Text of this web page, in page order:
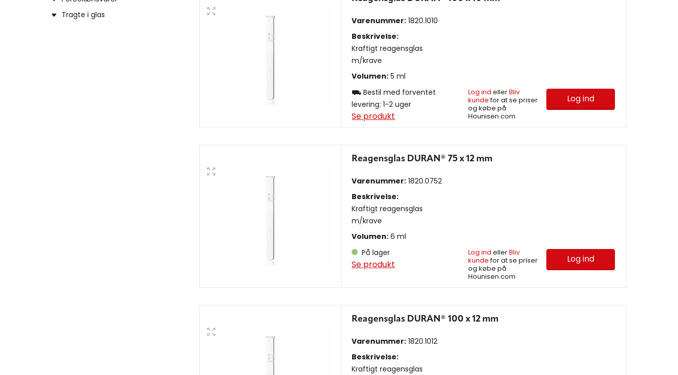
Tragte i glas
Varenummer: 1820.1010
Beskrivelse:
Kraftigt reagensglas
m/krave
Volumen: 5 ml
⛟ Bestil med forventet
levering: 1-2 uger
Se produkt
Log ind ellerBliv
kundefor at se priser
og købe på
Hounisen.com
Log ind
Reagensglas DURAN® 75 x 12 mm
Varenummer: 1820.0752
Beskrivelse:
Kraftigt reagensglas
m/krave
Volumen: 6 ml
På lager
Se produkt
Log ind ellerBliv
kundefor at se priser
og købe på
Hounisen.com
Log ind
Reagensglas DURAN® 100 x 12 mm
Varenummer: 1820.1012
Beskrivelse:
Kraftigt reagensglas